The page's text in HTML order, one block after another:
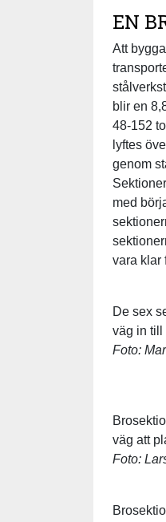
EN
Att
blir en
48-152
lyftes
genom
med
vara klar
De sex
väg in till
Foto:
väg att
Foto: